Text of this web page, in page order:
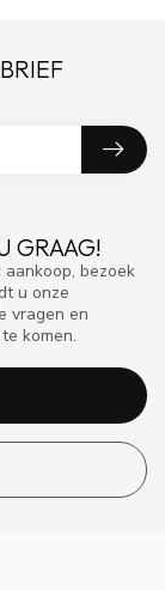
GRAAG!
bezoek
u onze
vragen en
komen.